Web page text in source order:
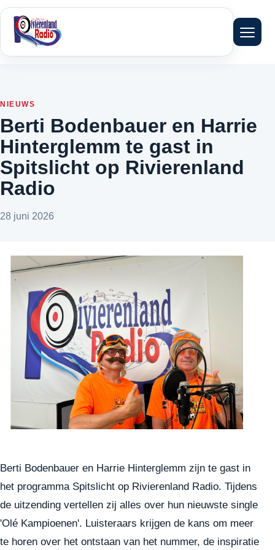
Menu
NIEUWS
Berti Bodenbauer en Harrie
Hinterglemm te gast in
Spitslicht op Rivierenland
Radio
28 juni 2026
Berti Bodenbauer en Harrie Hinterglemm zijn te gast in
het programma Spitslicht op Rivierenland Radio. Tijdens
de uitzending vertellen zij alles over hun nieuwste single
'Olé Kampioenen'. Luisteraars krijgen de kans om meer
te horen over het ontstaan van het nummer, de inspiratie